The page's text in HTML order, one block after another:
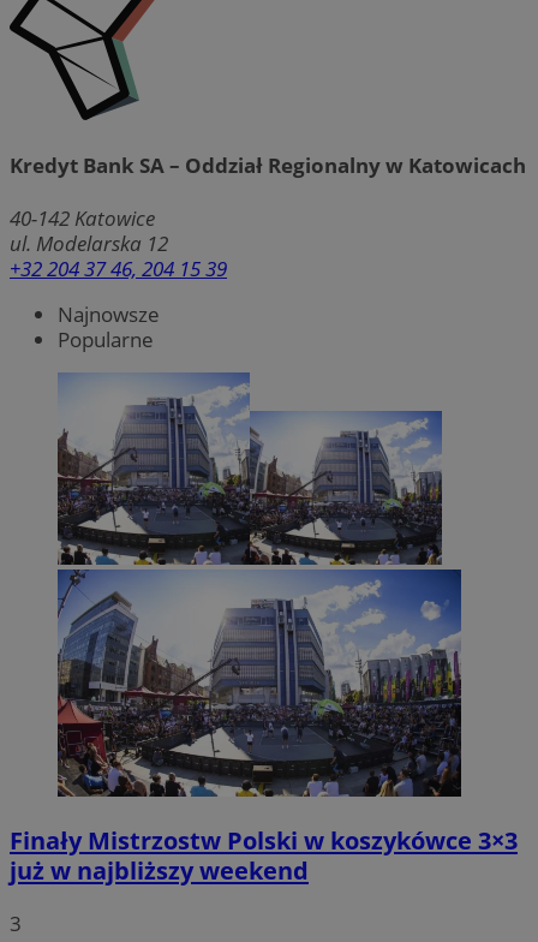
Kredyt Bank SA – Oddział Regionalny w Katowicach
40-142 Katowice
ul. Modelarska 12
+32 204 37 46, 204 15 39
Najnowsze
Popularne
Finały Mistrzostw Polski w koszykówce 3×3
już w najbliższy weekend
3